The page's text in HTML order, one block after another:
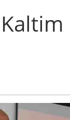
Pelajar
Ilmu